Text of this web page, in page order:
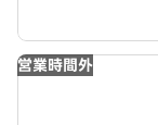
営業時間外